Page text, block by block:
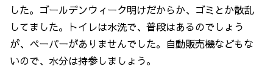
した。ゴールデンウィーク明けだからか、ゴミとか散乱
してました。トイレは水洗で、普段はあるのでしょう
が、ペーパーがありませんでした。自動販売機などもな
いので、水分は持参しましょう。